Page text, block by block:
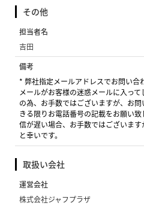
その他
担当者名
吉田
備考
* 弊社指定メールアドレスでお問い合
メールがお客様の迷惑メールに入っ
の為、お手数ではございますが、お
きる限りお電話番号の記載をお願い
信が遅い場合、お手数ではございま
と幸いです。
取扱い会社
運営会社
株式会社ジャフプラザ